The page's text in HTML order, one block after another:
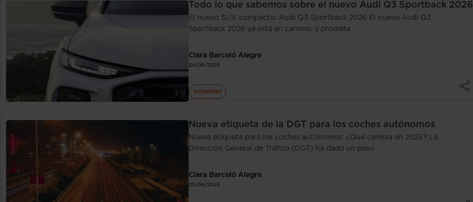
Todo lo que sabemos sobre el nuevo Audi Q3 Sportback 2026
El nuevo SUV compacto: Audi Q3 Sportback 2026 El nuevo Audi Q3
Sportback 2026 ya está en camino, y promete
Clara Barceló Alegre
24/06/2025
Actualidad
Nueva etiqueta de la DGT para los coches autónomos
Nueva etiqueta para los coches autónomos: ¿Qué cambia en 2025? La
Dirección General de Tráfico (DGT) ha dado un paso
Clara Barceló Alegre
20/06/2025